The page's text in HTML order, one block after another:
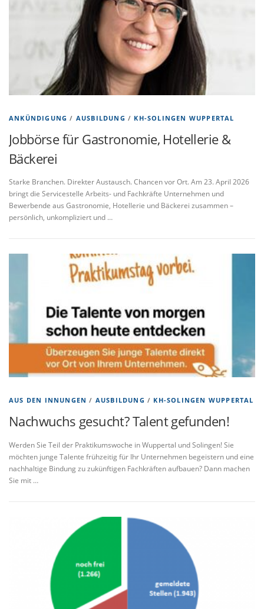
ANKÜNDIGUNG / AUSBILDUNG / KH-SOLINGEN WUPPERTAL
Jobbörse für Gastronomie, Hotellerie &
Bäckerei
Starke Branchen. Direkter Austausch. Chancen vor Ort. Am 23. April 2026
bringt die Servicestelle Arbeits- und Fachkräfte Unternehmen und
Bewerbende aus Gastronomie, Hotellerie und Bäckerei zusammen –
persönlich, unkompliziert und …
AUS DEN INNUNGEN / AUSBILDUNG / KH-SOLINGEN WUPPERTAL
Nachwuchs gesucht? Talent gefunden!
Werden Sie Teil der Praktikumswoche in Wuppertal und Solingen! Sie
möchten junge Talente frühzeitig für Ihr Unternehmen begeistern und eine
nachhaltige Bindung zu zukünftigen Fachkräften aufbauen? Dann machen
Sie mit …